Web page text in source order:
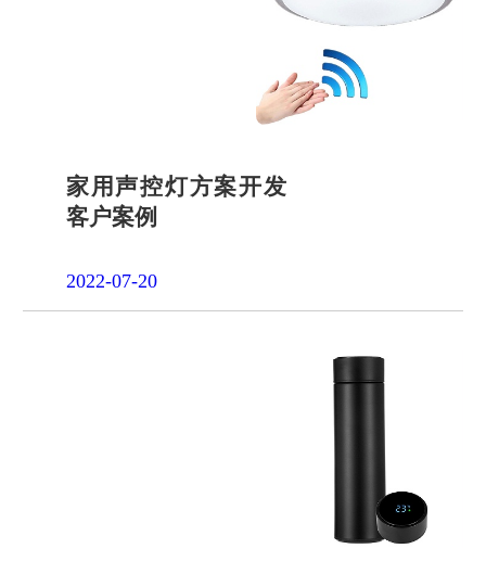
家用声控灯方案开发
客户案例
2022-07-20